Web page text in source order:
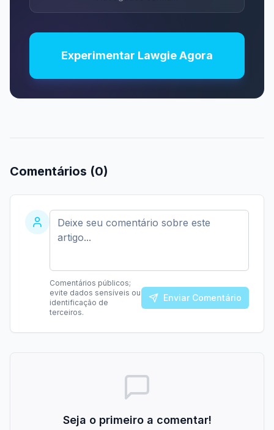
Experimentar Lawgie Agora
Comentários (0)
Comentários públicos;
evite dados sensíveis ou
identificação de
terceiros.
Enviar Comentário
Seja o primeiro a comentar!